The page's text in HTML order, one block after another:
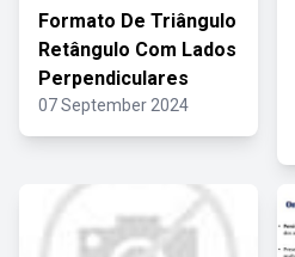
Formato De Triângulo
Retângulo Com Lados
Perpendiculares
07 September 2024